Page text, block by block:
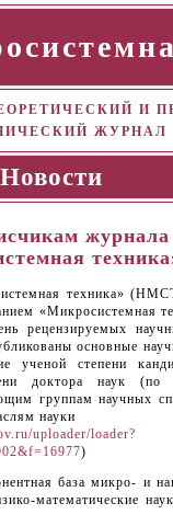
И
ЖУРНАЛ
Новости
техника»
«Микросистемная
рецензируемых
основные
ученой степени
доктора наук (по
группам научных
науки
uploader/loader?
)
база микро- и
математические